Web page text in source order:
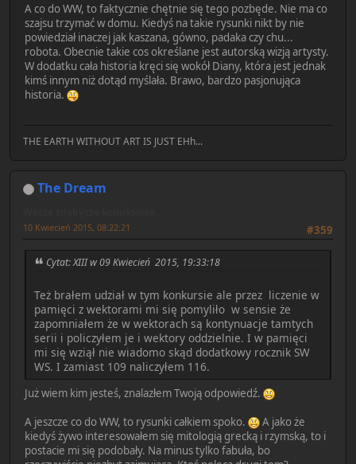
A co do WW, to faktycznie chętnie się tego pozbęde. Nie ma co
szajsu trzymać w domu. Kiedyś na takie rysunki nikt by nie
powiedział inaczej jak kaszana, gówno, padaka czy chu...
robota. Obecnie takie cos określane jest autorską wizją artysty.
W dodatku cała historia kręci się wokół Diany, która jest jednak
kimś innym niż dotąd myślała. Brawo, bardzo pasjonująca
historia.
THE EARTH WITHOUT ART IS JUST EHh...
The Dream
#359
10 Kwiecień 2015, 08:22:21
Cytat: XIII w 09 Kwiecień 2015, 19:33:18
Też brałem udział w tym konkursie ale przez liczenie w
pamięci z wektorami mi się pomyliło w sensie że
zapomniałem że w wektorach są kontynuacje tamtych
serii i policzyłem je i wektory oddzielnie. I w pamięci
mi się wziął nie wiadomo skąd dodatkowy rocznik SW
WS. I zamiast 109 naliczyłem 116.
Już wiem kim jesteś, znalazłem Twoją odpowiedź.
A jeszcze co do WW, to rysunki całkiem spoko.
A jako że
kiedyś żywo interesowałem się mitologią grecką i rzymską, to i
postacie mi się podobały. Na minus tylko fabuła, bo